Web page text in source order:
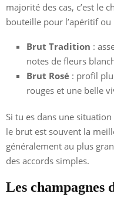
majorité des cas, c’est le
bouteille pour l’apéritif
Brut Tradition :
notes de fleurs
Brut Rosé : profil
rouges et une belle
Si tu es dans une
le brut est souvent la
généralement au plus
des accords simples.
Les champagnes